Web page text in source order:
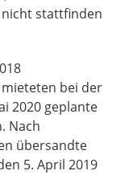
nicht stattfinden
bei der
2020 geplante
Nach
übersandte
5. April 2019